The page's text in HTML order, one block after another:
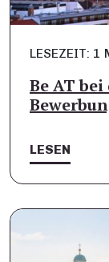
LESEZEIT: 1
Be AT
LESEN